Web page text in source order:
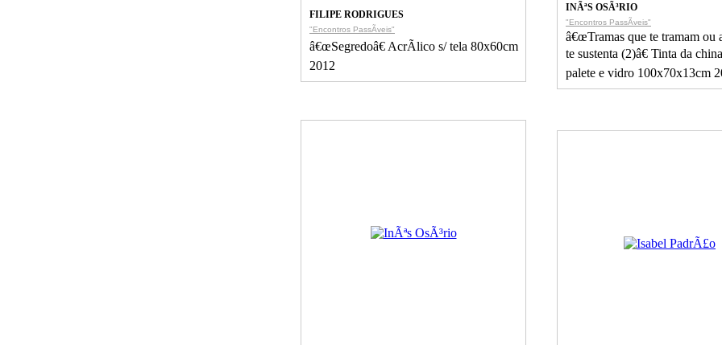
FILIPE RODRIGUES
"Encontros PassÃ­veis"
â€œSegredoâ€ AcrÃ­lico s/ tela 80x60cm
2012
INÃªS OSÃ³RIO
"Encontros PassÃ­veis"
â€œTramas que te tramam ou
te sustenta (2)â€ Tinta da
palete e vidro 100x70x13cm